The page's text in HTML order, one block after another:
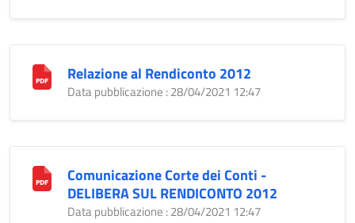
Relazione al Rendiconto 2012
Data pubblicazione : 28/04/2021 12:47
Comunicazione Corte dei Conti -
DELIBERA SUL RENDICONTO 2012
Data pubblicazione : 28/04/2021 12:47